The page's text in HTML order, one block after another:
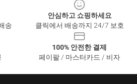
송
안심하고 쇼핑하세요
클릭에서 배송까지 24/7 보호
100% 안전한 결제
페이팔 / 마스터카드 / 비자